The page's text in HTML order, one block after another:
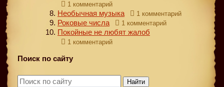
1 комментарий
Необычная музыка 1 комментарий
Роковые числа 1 комментарий
Покойные не любят жалоб
1 комментарий
Поиск по сайту
Найти